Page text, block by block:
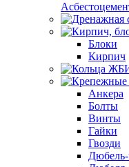
Блоки
Кирпич
Анкера
Болты
Винты
Гайки
Гвозди
Дюбель-